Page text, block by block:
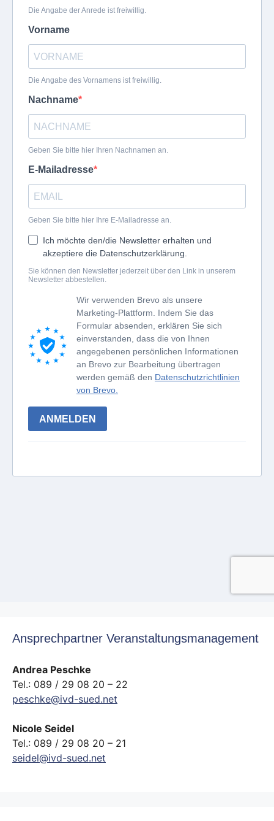
Ansprechpartner Veranstaltungsmanagement
Andrea Peschke
Tel.: 089 / 29 08 20 – 22
peschke@ivd-sued.net
Nicole Seidel
Tel.: 089 / 29 08 20 – 21
seidel@ivd-sued.net